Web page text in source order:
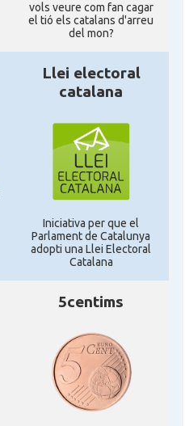
vols veure com fan cagar
el tió els catalans d'arreu
del mon?
Llei electoral
catalana
Iniciativa per que el
Parlament de Catalunya
adopti una Llei Electoral
Catalana
5centims